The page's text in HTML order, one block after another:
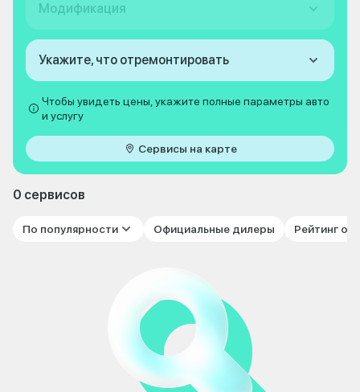
Модификация
Укажите, что отремонтировать
Чтобы увидеть цены, укажите полные параметры авто
и услугу
Сервисы на карте
0 сервисов
По популярности Официальные дилеры Рейтинг